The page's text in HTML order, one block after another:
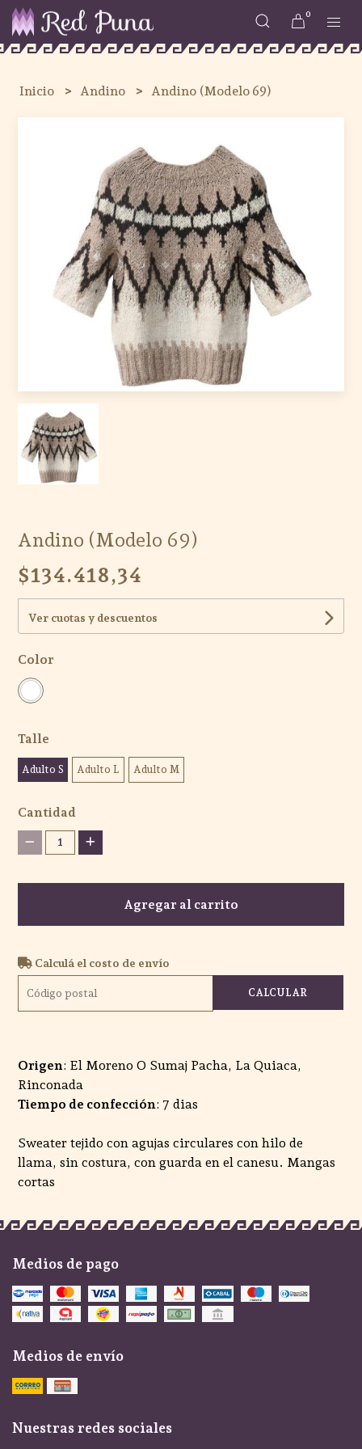
0
Inicio Andino Andino (Modelo 69)
Andino (Modelo 69)
$134.418,34
Ver cuotas y descuentos
Color
Talle
Adulto S Adulto L Adulto M
Cantidad
1
Agregar al carrito
Calculá el costo de envío
CALCULAR
Origen: El Moreno O Sumaj Pacha, La Quiaca,
Rinconada
Tiempo de confección: 7 dias
Sweater tejido con agujas circulares con hilo de
llama, sin costura, con guarda en el canesu. Mangas
cortas
Medios de pago
Medios de envío
Nuestras redes sociales